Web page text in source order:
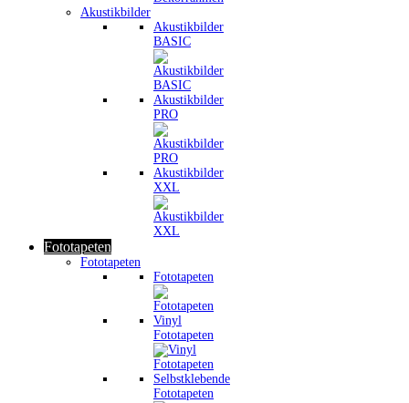
Akustikbilder
Akustikbilder
BASIC
Akustikbilder
PRO
Akustikbilder
XXL
Fototapeten
Fototapeten
Fototapeten
Vinyl
Fototapeten
Selbstklebende
Fototapeten